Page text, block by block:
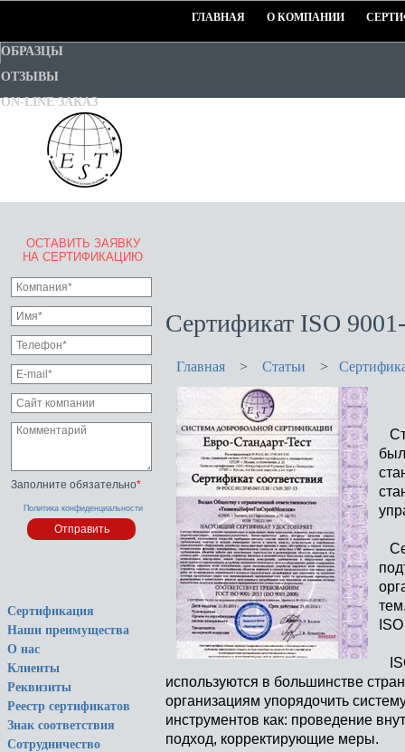
ГЛАВНАЯ О КОМПАНИИ
ОБРАЗЦЫ
ОТЗЫВЫ
ON-LINE ЗАКАЗ
ОСТАВИТЬ ЗАЯВКУ
НА СЕРТИФИКАЦИЮ
Заполните обязательно*
Политика конфиденциальности
Сертификация
Наши преимущества
О нас
Клиенты
Реквизиты
Реестр сертификатов
Знак соответствия
Сотрудничество
Сертификат ISO
Главная > Статьи >
используются в большинстве
организациям упорядочить
инструментов как: проведение
подход, корректирующие меры.